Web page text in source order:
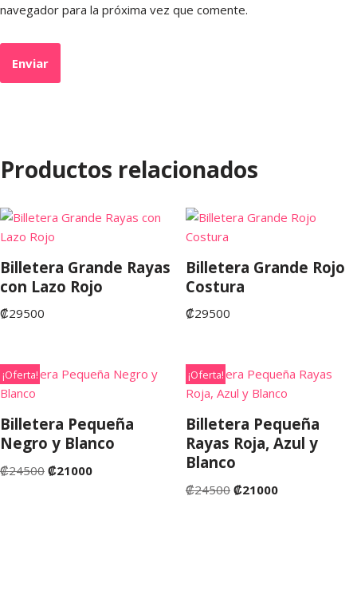
navegador para la próxima vez que comente.
Productos relacionados
Billetera Grande Rayas
con Lazo Rojo
₡29500
Billetera Grande Rojo
Costura
₡29500
¡Oferta!
Billetera Pequeña
Negro y Blanco
₡24500 ₡21000
¡Oferta!
Billetera Pequeña
Rayas Roja, Azul y
Blanco
₡24500 ₡21000